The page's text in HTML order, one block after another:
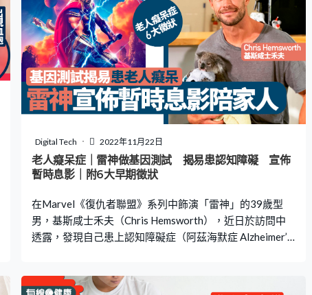
會令口腔的殺菌能力降低，這樣會增加引起口腔細菌的機
會，從而導致蛀牙。 2. 口臭問題 用嘴巴呼吸除了會令口水
分泌減少，同時亦會帶走口水。劉馥萱指，當口乾舌燥
時，便會令口腔細菌增生，一些引發口腔異味的細菌也會
變多，從而引致口臭的問題。 3. 影響睡眠 睡得不好都有可
能與呼吸有關！劉馥萱指，如果用嘴巴呼吸，很容易會出
現打呼、睡眠呼吸中止等問題，對睡眠品質有一定的影
響。 4. 易患感冒 如果很容易感冒就要注意了，劉馥萱解
釋，一般人用鼻子呼吸，可以幫助過濾病原體和過敏原。
相反，用嘴巴呼吸的話，便即是將這些有害物質全部吸進
身體。而當鼻子無法產生防禦病毒的功能，再加上抵抗力
呼吸問題真的非常大
Digital Tech 2022年11月22日
老人癡呆症｜雷神做基因測試 揭易患認知障礙 宣佈
暫時息影｜附6大早期徵狀
在Marvel《復仇者聯盟》系列中飾演「雷神」的39歲型
男，基斯咸士禾夫（Chris Hemsworth），近日於訪問中
透露，發現自己患上認知障礙症（阿茲海默症 Alzheimer’s
10個護腦貼士。 基因測試揭患認知障礙症高風險 現年39